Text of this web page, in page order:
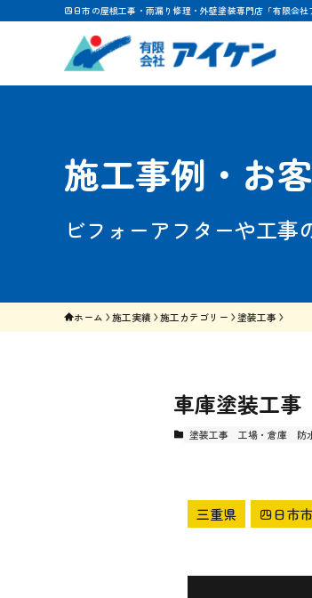
四日市の屋根工事・雨漏り修理・外壁塗装専門店「有限会
施工事例・お
ビフォーアフターや工事
ホーム 施工実績 施工カテゴリー 塗装工事
車庫塗装工
塗装工事 工場・倉庫 防
三重県 四日市市